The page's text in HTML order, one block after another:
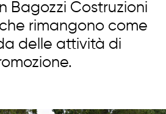
Bagozzi Costruzioni
rimangono come
delle attività di